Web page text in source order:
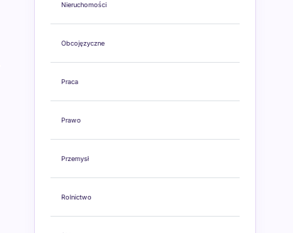
Nieruchomości
Obcojęzyczne
Praca
Prawo
Przemysł
Rolnictwo